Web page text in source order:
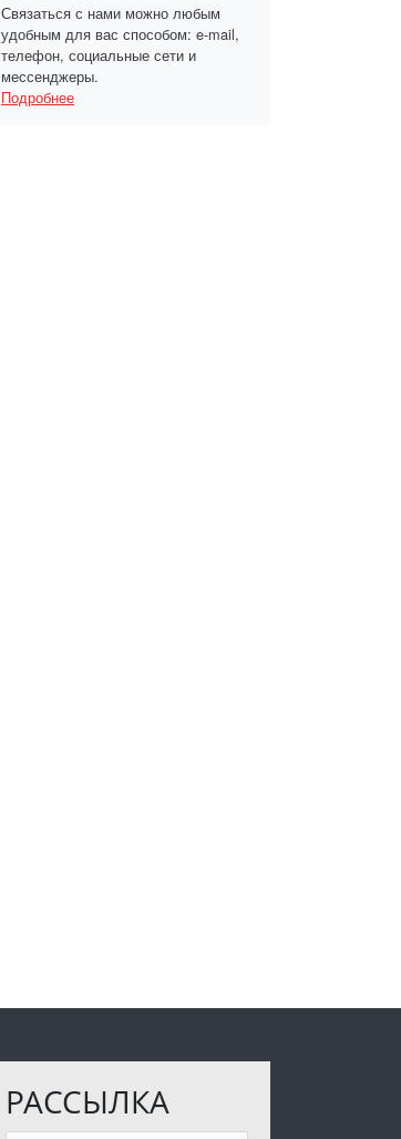
Связаться с нами можно любым
удобным для вас способом: e-mail,
телефон, социальные сети и
мессенджеры.
Подробнее
РАССЫЛКА